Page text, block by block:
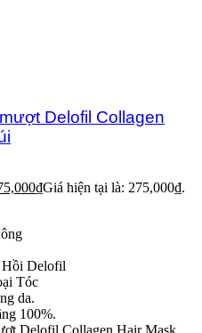
Delofil Collagen
₫Giá hiện tại là: 275,000₫.
Hồi Delofil
Tóc
da.
100%.
Delofil Collagen Hair Mask